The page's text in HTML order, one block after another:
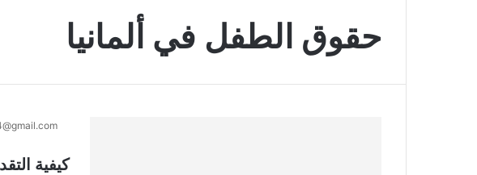
حقوق الطفل في ألمانيا
كيفية